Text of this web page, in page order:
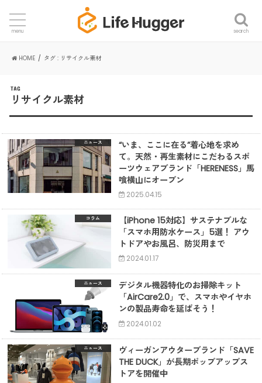
search
menu
HOME タグ : リサイクル素材
TAG
リサイクル素材
ニュース
“いま、ここに在る”着心地を求め
て。天然・再生素材にこだわるスポ
ーツウェアブランド「HERENESS」馬
喰横山にオープン
2025.04.15
コラム
【iPhone 15対応】サステナブルな
「スマホ用防水ケース」5選！ アウ
トドアやお風呂、防災用まで
2024.01.17
ニュース
デジタル機器特化のお掃除キット
「AirCare2.0」で、スマホやイヤホ
ンの製品寿命を延ばそう！
2024.01.02
ニュース
ヴィーガンアウターブランド「SAVE
THE DUCK」が長期ポップアップス
トアを開催中